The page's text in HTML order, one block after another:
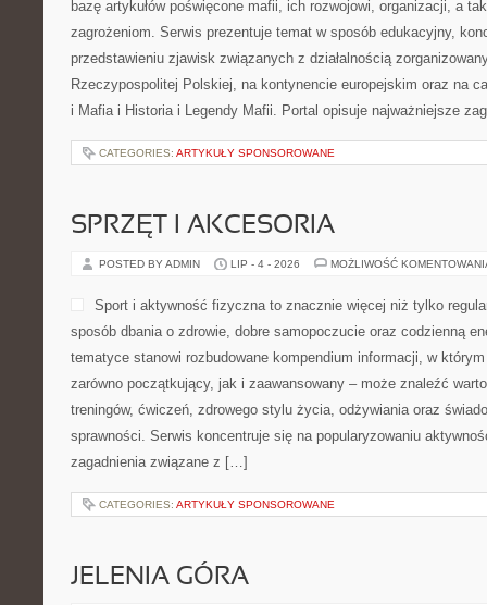
bazę artykułów poświęcone mafii, ich rozwojowi, organizacji, a
zagrożeniom. Serwis prezentuje temat w sposób edukacyjny,
przedstawieniu zjawisk związanych z działalnością
Rzeczypospolitej Polskiej, na kontynencie europejskim oraz na
i Mafia i Historia i Legendy Mafii. Portal opisuje najważniejsze
CATEGORIES: ARTYKUŁY SPONSOROWANE
SPRZĘT I AKCESORIA
POSTED BY ADMIN LIP - 4 - 2026 MOŻLIWOŚĆ
Sport i aktywność fizyczna to znacznie więcej niż tylko
sposób dbania o zdrowie, dobre samopoczucie oraz codzienną
tematyce stanowi rozbudowane kompendium informacji, w
zarówno początkujący, jak i zaawansowany – może znaleźć
treningów, ćwiczeń, zdrowego stylu życia, odżywiania oraz
sprawności. Serwis koncentruje się na popularyzowaniu
zagadnienia związane z […]
CATEGORIES: ARTYKUŁY SPONSOROWANE
JELENIA GÓRA